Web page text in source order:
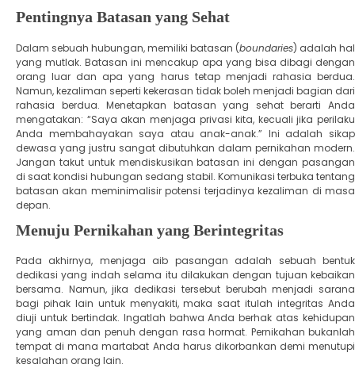
​Pentingnya Batasan yang Sehat
​Dalam sebuah hubungan, memiliki batasan (boundaries) adalah hal
yang mutlak. Batasan ini mencakup apa yang bisa dibagi dengan
orang luar dan apa yang harus tetap menjadi rahasia berdua.
Namun, kezaliman seperti kekerasan tidak boleh menjadi bagian dari
rahasia berdua. ​Menetapkan batasan yang sehat berarti Anda
mengatakan: “Saya akan menjaga privasi kita, kecuali jika perilaku
Anda membahayakan saya atau anak-anak.” Ini adalah sikap
dewasa yang justru sangat dibutuhkan dalam pernikahan modern.
Jangan takut untuk mendiskusikan batasan ini dengan pasangan
di saat kondisi hubungan sedang stabil. Komunikasi terbuka tentang
batasan akan meminimalisir potensi terjadinya kezaliman di masa
depan.
​Menuju Pernikahan yang Berintegritas
​Pada akhirnya, menjaga aib pasangan adalah sebuah bentuk
dedikasi yang indah selama itu dilakukan dengan tujuan kebaikan
bersama. Namun, jika dedikasi tersebut berubah menjadi sarana
bagi pihak lain untuk menyakiti, maka saat itulah integritas Anda
diuji untuk bertindak. Ingatlah bahwa Anda berhak atas kehidupan
yang aman dan penuh dengan rasa hormat. Pernikahan bukanlah
tempat di mana martabat Anda harus dikorbankan demi menutupi
kesalahan orang lain.